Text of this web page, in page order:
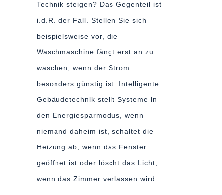
Technik steigen? Das Gegenteil ist
i.d.R. der Fall. Stellen Sie sich
beispielsweise vor, die
Waschmaschine fängt erst an zu
waschen, wenn der Strom
besonders günstig ist. Intelligente
Gebäudetechnik stellt Systeme in
den Energiesparmodus, wenn
niemand daheim ist, schaltet die
Heizung ab, wenn das Fenster
geöffnet ist oder löscht das Licht,
wenn das Zimmer verlassen wird.